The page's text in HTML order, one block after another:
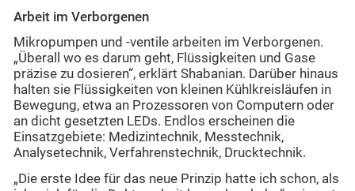
Arbeit im Verborgenen
Mikropumpen und -ventile arbeiten im Verborgenen.
„Überall wo es darum geht, Flüssigkeiten und Gase
präzise zu dosieren“, erklärt Shabanian. Darüber hinaus
halten sie Flüssigkeiten von kleinen Kühlkreisläufen in
Bewegung, etwa an Prozessoren von Computern oder
an dicht gesetzten LEDs. Endlos erscheinen die
Einsatzgebiete: Medizintechnik, Messtechnik,
Analysetechnik, Verfahrenstechnik, Drucktechnik.
„Die erste Idee für das neue Prinzip hatte ich schon, als